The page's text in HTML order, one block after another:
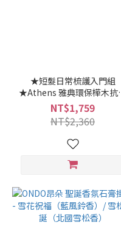
★短髮日常梳護入門組
★Athens 雅典環保樺木抗
氣墊梳+豬鬃造型圓捲梳3號
NT$1,759
NT$2,360